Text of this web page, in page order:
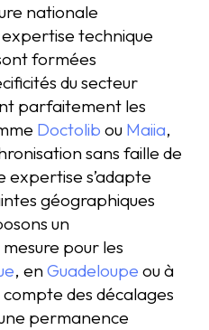
nationale
expertise technique
formées
du secteur
parfaitement les
Doctolib ou Maiia,
sans faille de
expertise s’adapte
géographiques
un
pour les
, enGuadeloupe ou à
des décalages
permanence